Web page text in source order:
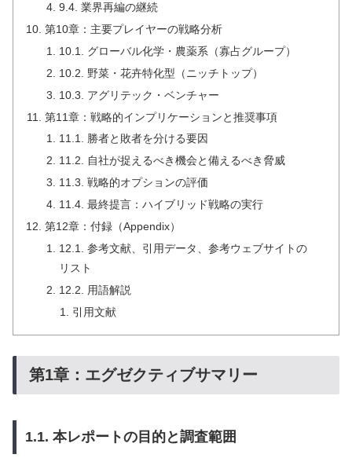
9.4. 業界再編の継続
第10章：主要プレイヤーの戦略分析
10.1. グローバル化学・農薬系（寡占グループ）
10.2. 野菜・花卉特化型（ニッチトップ）
10.3. アグリテック・ベンチャー
第11章：戦略的インプリケーションと推奨事項
11.1. 勝者と敗者を分ける要因
11.2. 自社が捉えるべき機会と備えるべき脅威
11.3. 戦略的オプションの評価
11.4. 最終提言：ハイブリッド戦略の実行
第12章：付録（Appendix）
12.1. 参考文献、引用データ、参考ウェブサイトの
リスト
12.2. 用語解説
引用文献
第1章：エグゼクティブサマリー
1.1. 本レポートの目的と調査範囲